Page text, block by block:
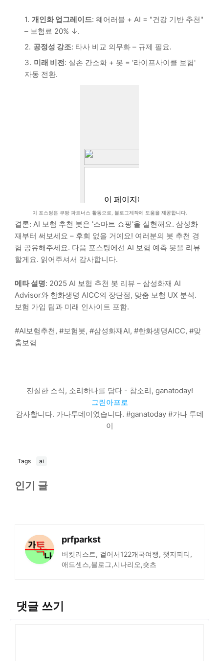
개인화 업그레이드: 웨어러블 + AI = "건강 기반 추천"
– 보험료 20% ↓.
공정성 강조: 타사 비교 의무화 – 규제 필요.
미래 비전: 실손 간소화 + 봇 = '라이프사이클 보험'
자동 전환.
이 포스팅은 쿠팡 파트너스 활동으로, 블로그제작에 도움을 제공합니다.
결론: AI 보험 추천 봇은 '스마트 쇼핑'을 실현해요. 삼성화
재부터 써보세요 – 후회 없을 거예요! 여러분의 봇 추천 경
험 공유해주세요. 다음 포스팅에선 AI 보험 예측 봇을 리뷰
할게요. 읽어주셔서 감사합니다.
메타 설명: 2025 AI 보험 추천 봇 리뷰 – 삼성화재 AI
Advisor와 한화생명 AICC의 장단점, 맞춤 보험 UX 분석.
보험 가입 팁과 미래 인사이트 포함.
#AI보험추천, #보험봇, #삼성화재AI, #한화생명AICC, #맞
춤보험
진실한 소식, 소리하나를 담다 - 참소리, ganatoday!
그린아프로
감사합니다. 가나투데이였습니다. #ganatoday #가나 투데
이
Tags ai
인기 글
prfparkst
버킷리스트, 걸어서122개국여행, 챗지피티,
애드센스,블로그,시나리오,숏츠
댓글 쓰기